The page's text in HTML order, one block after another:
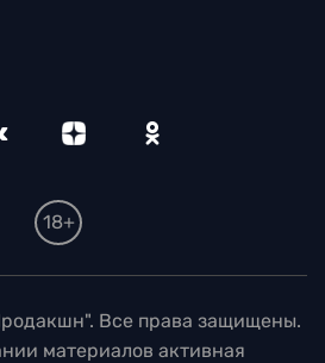
18+
Все права защищены.
материалов активная